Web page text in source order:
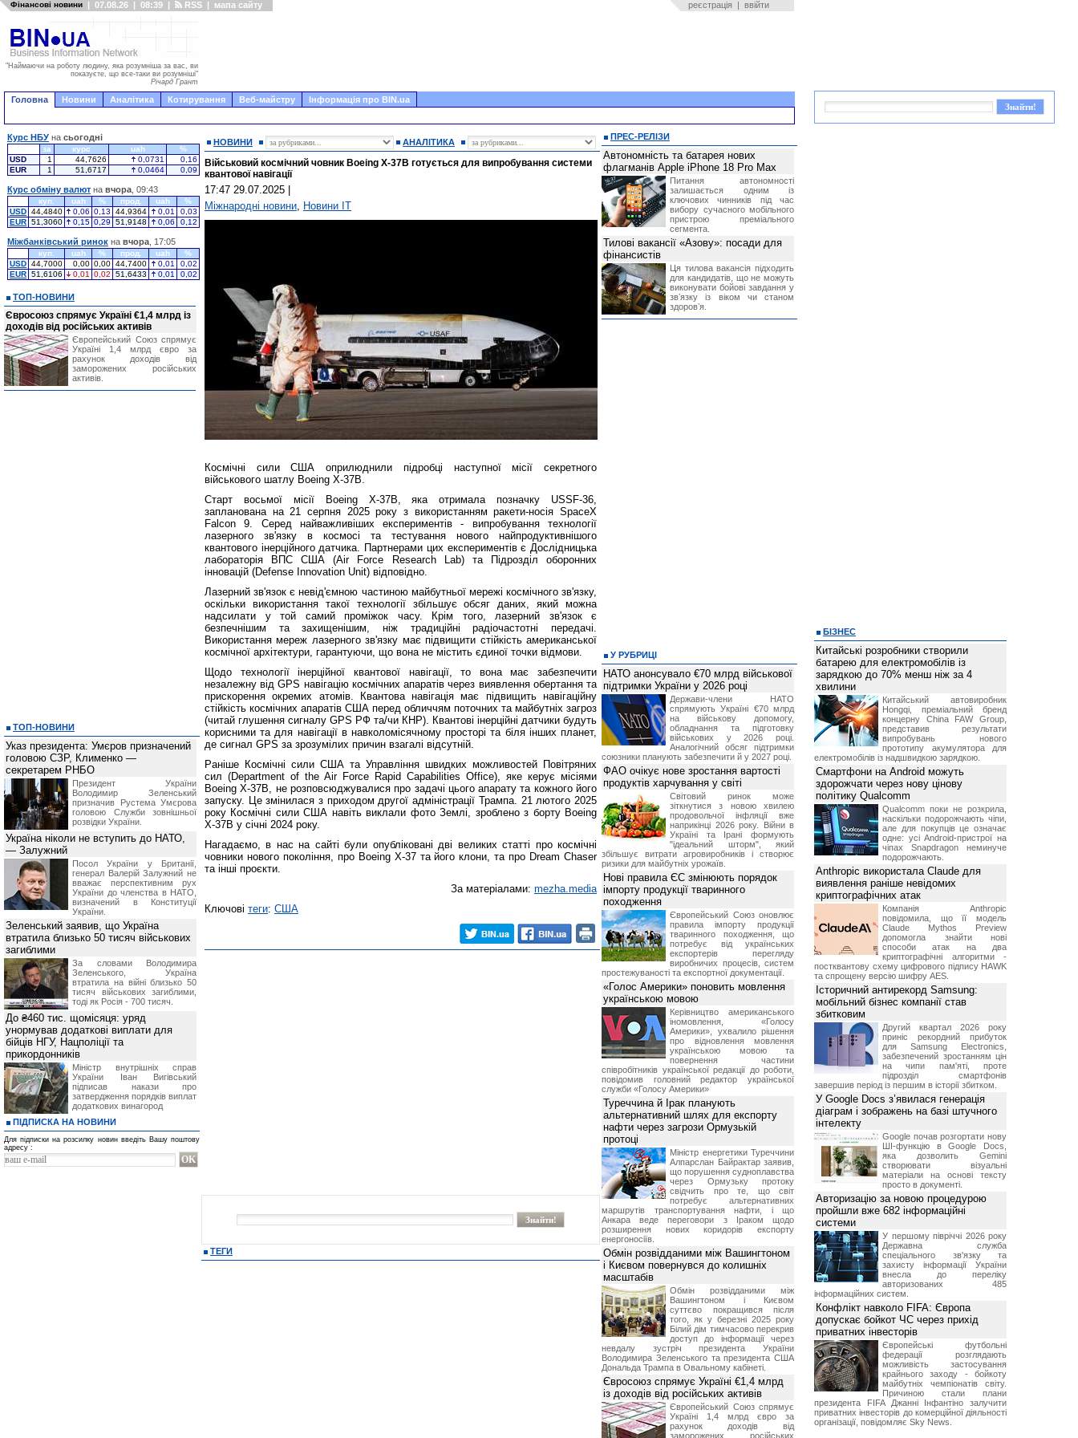
Фінансові новини | 07.08.26 | 08:39 | RSS | мапа сайту реєстрація | ввійти
"Наймаючи на роботу людину, яка розумніша за вас, ви
показуєте, що все-таки ви розумніші"
Річард Грант
Головна Новини Аналітика Котирування Веб-майстру Інформація про BIN.ua
НОВИНИ АНАЛІТИКА
Військовий космічний човник Boeing X-37B готується для випробування системи
квантової навігації
17:47 29.07.2025
Міжнародні новини, Новини IT
Космічні сили США оприлюднили підробці наступної місії секретного
військового шатлу Boeing X-37B.
Старт восьмої місії Boeing X-37B, яка отримала позначку USSF-36,
запланована на 21 серпня 2025 року з використанням ракети-носія SpaceX
Falcon 9. Серед найважливіших експериментів - випробування технології
лазерного зв'язку в космосі та тестування нового найпродуктивнішого
квантового інерційного датчика. Партнерами цих експериментів є Дослідницька
лабораторія ВПС США (Air Force Research Lab) та Підрозділ оборонних
інновацій (Defense Innovation Unit) відповідно.
Лазерний зв'язок є невід'ємною частиною майбутньої мережі космічного зв'язку,
оскільки використання такої технології збільшує обсяг даних, який можна
надсилати у той самий проміжок часу. Крім того, лазерний зв'язок є
безпечнішим та захищенішим, ніж традиційні радіочастотні передачі.
Використання мереж лазерного зв'язку має підвищити стійкість американської
космічної архітектури, гарантуючи, що вона не містить єдиної точки відмови.
Щодо технології інерційної квантової навігації, то вона має забезпечити
незалежну від GPS навігацію космічних апаратів через виявлення обертання та
прискорення окремих атомів. Квантова навігація має підвищить навігаційну
стійкість космічних апаратів США перед обличчям поточних та майбутніх загроз
(читай глушення сигналу GPS РФ та/чи КНР). Квантові інерційні датчики будуть
корисними та для навігації в навколомісячному просторі та біля інших планет,
де сигнал GPS за зрозумілих причин взагалі відсутній.
Раніше Космічні сили США та Управління швидких можливостей Повітряних
сил (Department of the Air Force Rapid Capabilities Office), яке керує місіями
Boeing X-37B, не розповсюджувалися про задачі цього апарату та кожного його
запуску. Це змінилася з приходом другої адміністрації Трампа. 21 лютого 2025
року Космічні сили США навіть виклали фото Землі, зроблено з борту Boeing
X-37B у січні 2024 року.
Нагадаємо, в нас на сайті були опубліковані дві великих статті про космічні
човники нового покоління, про Boeing X-37 та його клони, та про Dream Chaser
та інші проєкти.
За матеріалами: mezha.media
Ключові теги: США
ТЕГИ
Курс НБУ на сьогодні
за курс uah
%
USD
1 44,7626 0,0731
0,16
EUR
1 51,6717 0,0464 0,09
Курс обміну валют на вчора , 09:43
куп. uah % прод. uah
%
USD 44,4840 0,06 0,13 44,9364 0,01
0,03
EUR 51,3060 0,15 0,29 51,9148 0,06 0,12
Міжбанківський ринок на вчора , 17:05
куп. uah % прод. uah
%
USD 44,7000 0,00 0,00 44,7400 0,01
0,02
EUR 51,6106 0,01 0,02 51,6433 0,01 0,02
ТОП-НОВИНИ
Євросоюз спрямує Україні €1,4 млрд із
доходів від російських активів
Європейський Союз спрямує
Україні 1,4 млрд євро за
рахунок доходів від
заморожених російських
активів.
ТОП-НОВИНИ
Указ президента: Умєров призначений
головою СЗР, Клименко —
секретарем РНБО
Президент України
Володимир Зеленський
призначив Pустема Умєрова
головою Служби зовнішньої
розвідки України.
Україна ніколи не вступить до НАТО,
— Залужний
Посол України у Британії,
генерал Валерій Залужний не
вважає перспективним рух
України до членства в НАТО,
визначений в Конституції
України.
Зеленський заявив, що Україна
втратила близько 50 тисяч військових
загиблими
За словами Володимира
Зеленського, Україна
втратила на війні близько 50
тисяч військових загиблими,
тоді як Росія - 700 тисяч.
До ₴460 тис. щомісяця: уряд
унормував додаткові виплати для
бійців НГУ, Нацполіції та
прикордонників
Міністр внутрішніх справ
України Іван Вигівський
підписав накази про
затвердження порядків виплат
додаткових винагород
ПІДПИСКА НА НОВИНИ
Для підписки на розсилку новин введіть Вашу поштову
адресу :
ПРЕС-РЕЛІЗИ
Автономність та батарея нових
флагманів Apple iPhone 18 Pro Max
Питання автономності
залишається одним із
ключових чинників під час
вибору сучасного мобільного
пристрою преміального
сегмента.
Тилові вакансії «Азову»: посади для
фінансистів
Ця тилова вакансія підходить
для кандидатів, що не можуть
виконувати бойові завдання у
звʼязку із віком чи станом
здоровʼя.
У РУБРИЦІ
НАТО анонсувало €70 млрд військової
підтримки України у 2026 році
Держави-члени НАТО
спрямують Україні €70 млрд
на військову допомогу,
обладнання та підготовку
військових у 2026 році.
Аналогічний обсяг підтримки
союзники планують забезпечити й у 2027 році.
ФАО очікує нове зростання вартості
продуктів харчування у світі
Світовий ринок може
зіткнутися з новою хвилею
продовольчої інфляції вже
наприкінці 2026 року. Війни в
Україні та Ірані формують
"ідеальний шторм", який
збільшує витрати агровиробників і створює
ризики для майбутніх урожаїв.
Нові правила ЄС змінюють порядок
імпорту продукції тваринного
походження
Європейський Союз оновлює
правила імпорту продукції
тваринного походження, що
потребує від українських
експортерів перегляду
виробничих процесів, систем
простежуваності та експортної документації.
«Голос Америки» поновить мовлення
українською мовою
Керівництво американського
іномовлення, «Голосу
Америки», ухвалило рішення
про відновлення мовлення
українською мовою та
повернення частини
співробітників української редакції до роботи,
повідомив головний редактор української
служби «Голосу Америки»
Туреччина й Ірак планують
альтернативний шлях для експорту
нафти через загрози Ормузькій
протоці
Міністр енергетики Туреччини
Алпарслан Байрактар заявив,
що порушення судноплавства
через Ормузьку протоку
свідчить про те, що світ
потребує альтернативних
маршрутів транспортування нафти, і що
Анкара веде переговори з Іраком щодо
розширення нових коридорів експорту
енергоносіїв.
Обмін розвідданими між Вашингтоном
і Києвом повернувся до колишніх
масштабів
Обмін розвідданими між
Вашингтоном і Києвом
суттєво покращився після
того, як у березні 2025 року
Білий дім тимчасово перекрив
доступ до інформації через
невдалу зустріч президента України
Володимира Зеленського та президента США
Дональда Трампа в Овальному кабінеті.
Євросоюз спрямує Україні €1,4 млрд
із доходів від російських активів
Європейський Союз спрямує
Україні 1,4 млрд євро за
рахунок доходів від
заморожених російських
БІЗНЕС
Китайські розробники створили
батарею для електромобілів із
зарядкою до 70% менш ніж за 4
хвилини
Китайський автовиробник
Hongqi, преміальний бренд
концерну China FAW Group,
представив результати
випробувань нового
прототипу акумулятора для
електромобілів із надшвидкою зарядкою.
Смартфони на Android можуть
здорожчати через нову цінову
політику Qualcomm
Qualcomm поки не розкрила,
наскільки подорожчають чіпи,
але для покупців це означає
одне: усі Android-пристрої на
чіпах Snapdragon неминуче
подорожчають.
Anthropic використала Claude для
виявлення раніше невідомих
криптографічних атак
Компанія Anthropic
повідомила, що її модель
Claude Mythos Preview
допомогла знайти нові
способи атак на два
криптографічні алгоритми -
постквантову схему цифрового підпису HAWK
та спрощену версію шифру AES.
Історичний антирекорд Samsung:
мобільний бізнес компанії став
збитковим
Другий квартал 2026 року
приніс рекордний прибуток
для Samsung Electronics,
забезпечений зростанням цін
на чипи пам'яті, проте
підрозділ смартфонів
завершив період із першим в історії збитком.
У Google Docs з’явилася генерація
діаграм і зображень на базі штучного
інтелекту
Google почав розгортати нову
ШІ-функцію в Google Docs,
яка дозволить Gemini
створювати візуальні
матеріали на основі тексту
просто в документі.
Авторизацію за новою процедурою
пройшли вже 682 інформаційні
системи
У першому півріччі 2026 року
Державна служба
спеціального зв'язку та
захисту інформації України
внесла до переліку
авторизованих 485
інформаційних систем.
Конфлікт навколо FIFA: Європа
допускає бойкот ЧС через прихід
приватних інвесторів
Європейські футбольні
федерації розглядають
можливість застосування
крайнього заходу - бойкоту
майбутніх чемпіонатів світу.
Причиною стали плани
президента FIFA Джанні Інфантіно залучити
приватних інвесторів до комерційної діяльності
організації, повідомляє Sky News.